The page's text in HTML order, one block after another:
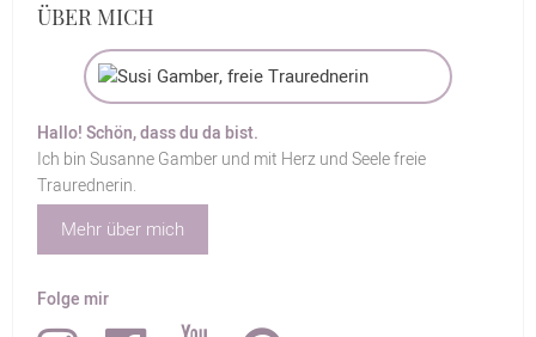
ÜBER MICH
Hallo! Schön, dass du da bist.
Ich bin Susanne Gamber und mit Herz und Seele freie
Traurednerin.
Mehr über mich
Folge mir